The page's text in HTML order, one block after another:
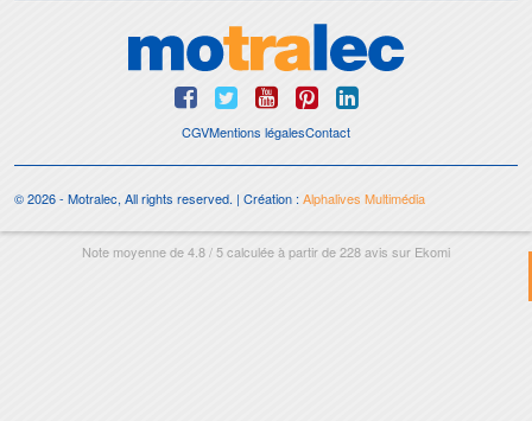
CGVMentions légalesContact
© 2026 - Motralec, All rights reserved. | Création :Alphalives Multimédia
Note moyenne de4.8/5calculée à partir de228avis sur Ekomi